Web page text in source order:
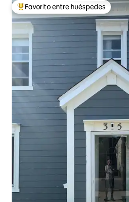
Favorito entre huéspedes preferido
Favorito entre huéspedes